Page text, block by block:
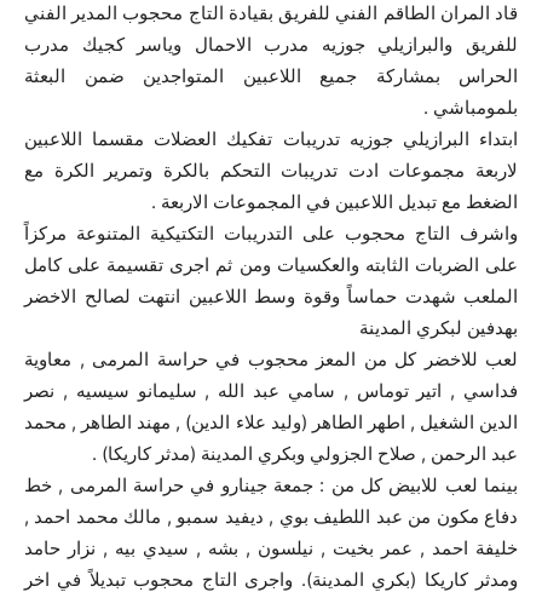
قاد المران الطاقم الفني للفريق بقيادة التاج محجوب المدير الفني
للفريق والبرازيلي جوزيه مدرب الاحمال وياسر كجيك مدرب
الحراس بمشاركة جميع اللاعبين المتواجدين ضمن البعثة
بلمومباشي .
ابتداء البرازيلي جوزيه تدريبات تفكيك العضلات مقسما اللاعبين
لاربعة مجموعات ادت تدريبات التحكم بالكرة وتمرير الكرة مع
الضغط مع تبديل اللاعبين في المجموعات الاربعة .
واشرف التاج محجوب على التدريبات التكتيكية المتنوعة مركزاً
على الضربات الثابته والعكسيات ومن ثم اجرى تقسيمة على كامل
الملعب شهدت حماساً وقوة وسط اللاعبين انتهت لصالح الاخضر
بهدفين لبكري المدينة
لعب للاخضر كل من المعز محجوب في حراسة المرمى , معاوية
فداسي , اتير توماس , سامي عبد الله , سليمانو سيسيه , نصر
الدين الشغيل , اطهر الطاهر (وليد علاء الدين) , مهند الطاهر , محمد
عبد الرحمن , صلاح الجزولي وبكري المدينة (مدثر كاريكا) .
بينما لعب للابيض كل من : جمعة جينارو في حراسة المرمى , خط
دفاع مكون من عبد اللطيف بوي , ديفيد سمبو , مالك محمد احمد ,
خليفة احمد , عمر بخيت , نيلسون , بشه , سيدي بيه , نزار حامد
ومدثر كاريكا (بكري المدينة). واجرى التاج محجوب تبديلاً في اخر